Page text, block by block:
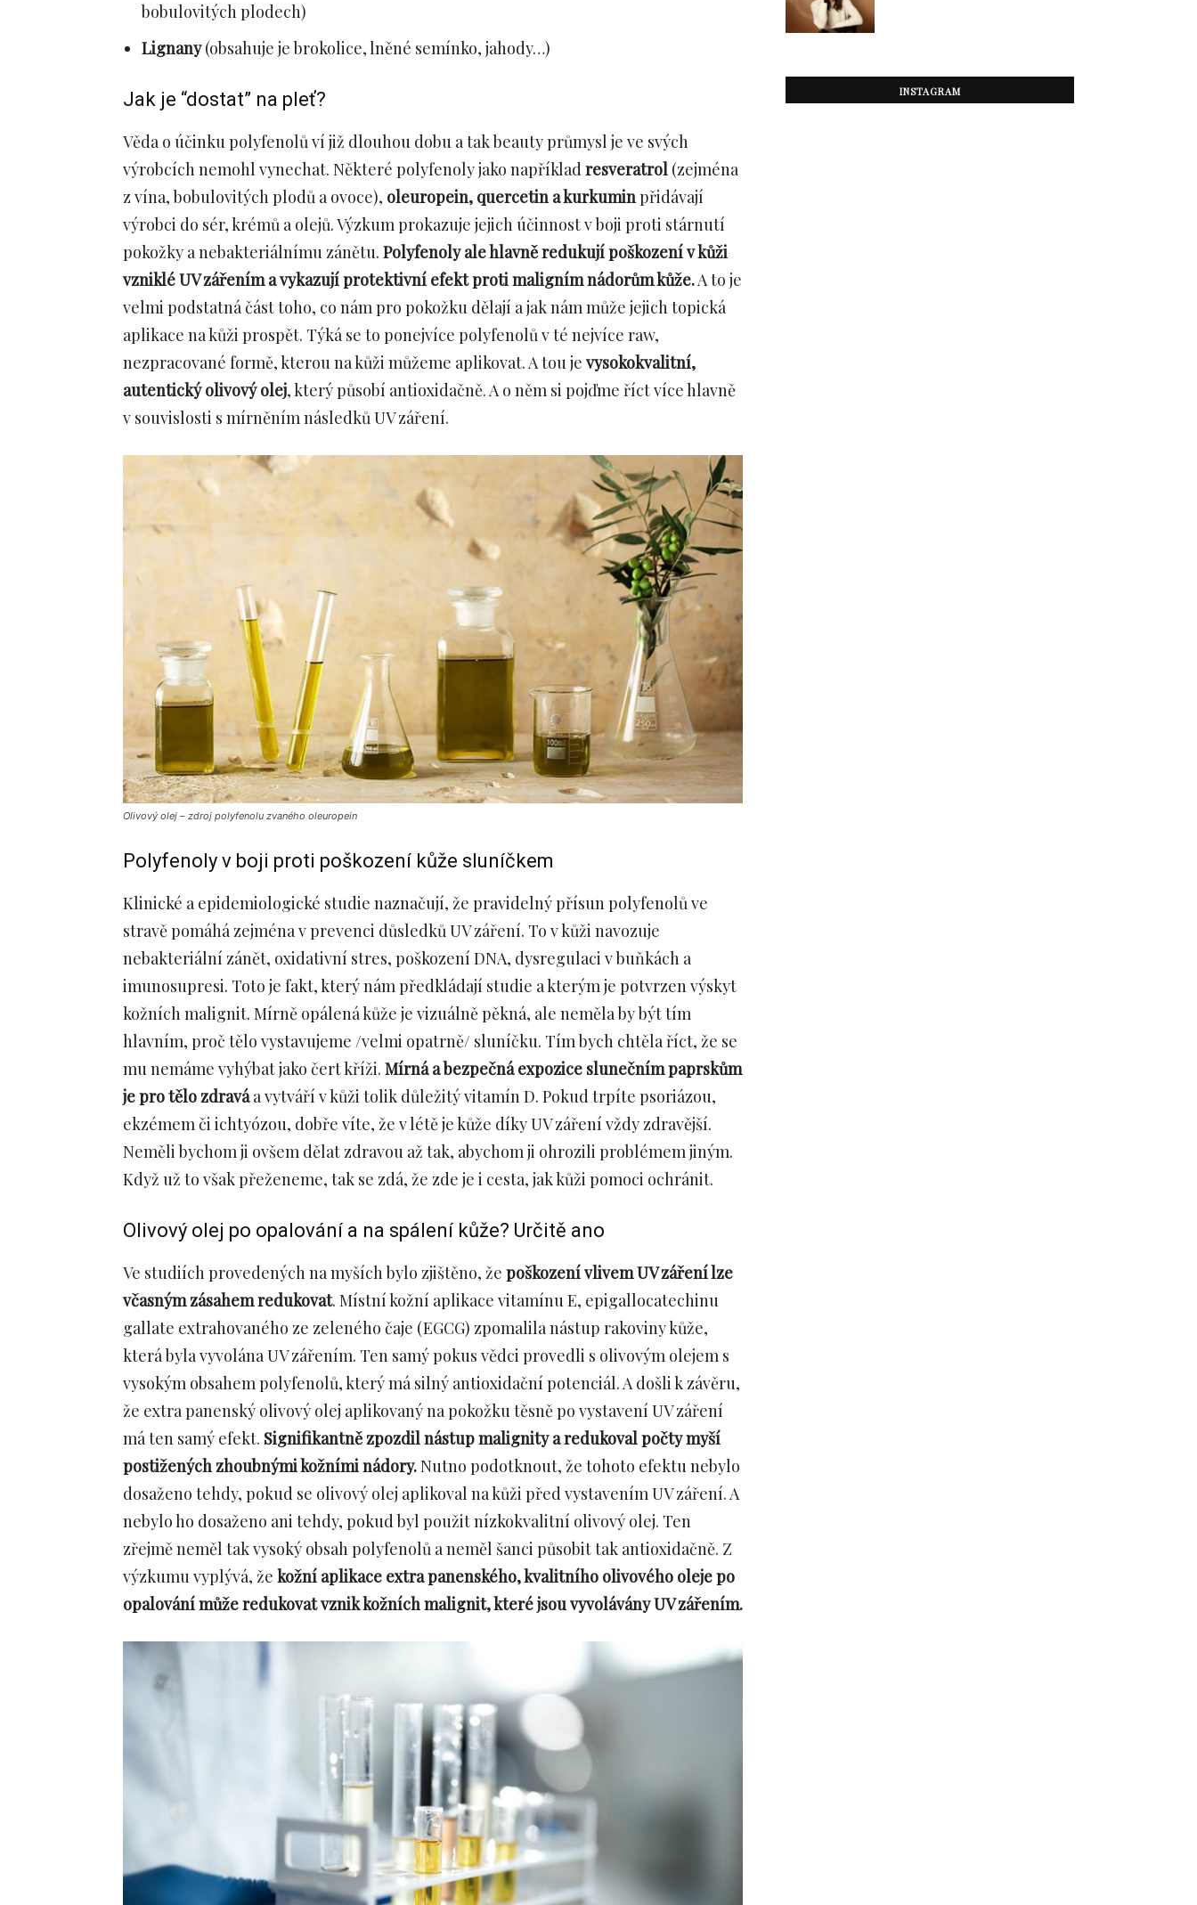
bobulovitých plodech)
Lignany(obsahuje je brokolice, lněné semínko, jahody…)
Jak je “dostat” na pleť?
Věda o účinku polyfenolů ví již dlouhou dobu a tak beauty průmysl je ve svých
výrobcích nemohl vynechat. Některé polyfenoly jako napříkladresveratrol (zejména
z vína, bobulovitých plodů a ovoce), oleuropein, quercetin a kurkuminpřidávají
výrobci do sér, krémů a olejů. Výzkum prokazuje jejich účinnost v boji proti stárnutí
pokožky a nebakteriálnímu zánětu. Polyfenoly ale hlavně redukují poškození v kůži
vzniklé UV zářením a vykazují protektivní efekt proti maligním nádorům kůže.A to je
velmi podstatná část toho, co nám pro pokožku dělají a jak nám může jejich topická
aplikace na kůži prospět. Týká se to ponejvíce polyfenolů v té nejvíce raw,
nezpracované formě, kterou na kůži můžeme aplikovat. A tou je vysokokvalitní,
autentický olivový olej, který působí antioxidačně. A o něm si pojďme říct více hlavně
v souvislosti s mírněním následků UV záření.
Olivový olej – zdroj polyfenolu zvaného oleuropein
Polyfenoly v boji proti poškození kůže sluníčkem
Klinické a epidemiologické studie naznačují, že pravidelný přísun polyfenolů ve
stravě pomáhá zejména v prevenci důsledků UV záření. To v kůži navozuje
nebakteriální zánět, oxidativní stres, poškození DNA, dysregulaci v buňkách a
imunosupresi. Toto je fakt, který nám předkládají studie a kterým je potvrzen výskyt
kožních malignit. Mírně opálená kůže je vizuálně pěkná, ale neměla by být tím
hlavním, proč tělo vystavujeme /velmi opatrně/ sluníčku. Tím bych chtěla říct, že se
mu nemáme vyhýbat jako čert kříži. Mírná a bezpečná expozice slunečním paprskům
je pro tělo zdraváa vytváří v kůži tolik důležitý vitamín D. Pokud trpíte psoriázou,
ekzémem či ichtyózou, dobře víte, že v létě je kůže díky UV záření vždy zdravější.
Neměli bychom ji ovšem dělat zdravou až tak, abychom ji ohrozili problémem jiným.
Když už to však přeženeme, tak se zdá, že zde je i cesta, jak kůži pomoci ochránit.
Olivový olej po opalování a na spálení kůže? Určitě ano
Ve studiích provedených na myších bylo zjištěno, že poškození vlivem UV záření lze
včasným zásahem redukovat. Místní kožní aplikace vitamínu E, epigallocatechinu
gallate extrahovaného ze zeleného čaje (EGCG) zpomalila nástup rakoviny kůže,
která byla vyvolána UV zářením. Ten samý pokus vědci provedli s olivovým olejem s
vysokým obsahem polyfenolů, který má silný antioxidační potenciál. A došli k závěru,
že extra panenský olivový olej aplikovaný na pokožku těsně po vystavení UV záření
má ten samý efekt. Signifikantně zpozdil nástup malignity a redukoval počty myší
postižených zhoubnými kožními nádory.Nutno podotknout, že tohoto efektu nebylo
dosaženo tehdy, pokud se olivový olej aplikoval na kůži před vystavením UV záření. A
nebylo ho dosaženo ani tehdy, pokud byl použit nízkokvalitní olivový olej. Ten
zřejmě neměl tak vysoký obsah polyfenolů a neměl šanci působit tak antioxidačně. Z
výzkumu vyplývá, že kožní aplikace extra panenského, kvalitního olivového oleje po
opalování může redukovat vznik kožních malignit, které jsou vyvolávány UV zářením.
INSTAGRAM